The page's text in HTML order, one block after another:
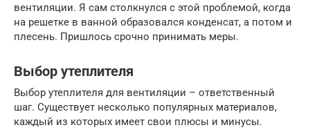
вентиляции. Я сам столкнулся с этой проблемой, когда
на решетке в ванной образовался конденсат, а потом и
плесень. Пришлось срочно принимать меры.
Выбор утеплителя
Выбор утеплителя для вентиляции – ответственный
шаг. Существует несколько популярных материалов,
каждый из которых имеет свои плюсы и минусы.